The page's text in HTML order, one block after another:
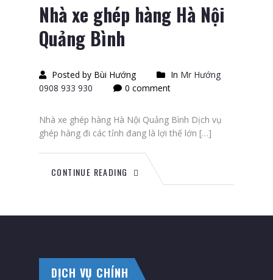
Nhà xe ghép hàng Hà Nội
Quảng Bình
Posted by Bùi Hướng In Mr Hướng
0908 933 930
0 comment
Nhà xe ghép hàng Hà Nội Quảng Bình Dịch vụ
ghép hàng đi các tỉnh đang là lợi thế lớn […]
CONTINUE READING
DỊCH VỤ CHÍNH